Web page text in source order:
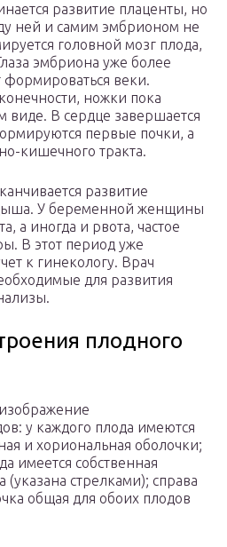
развитие плаценты, но
ней и самим эмбрионом не
головной мозг плода,
эмбриона уже более
веки.
ножки пока
виде. В сердце завершается
первые почки, а
кишечного тракта.
развитие
У беременной женщины
а иногда и рвота, частое
В этот период уже
к гинекологу. Врач
для развития
плодного
у каждого плода имеются
и хориональная оболочки;
имеется собственная
(указана стрелками); справа
общая для обоих плодов